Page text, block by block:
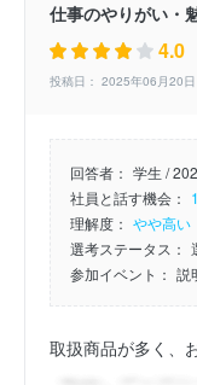
仕事のやりがい・
4.0
投稿日： 2025年06月20日
回答者： 学生 /
社員と話す機会：
理解度： やや高い
選考ステータス：
参加イベント： 説
取扱商品が多く、